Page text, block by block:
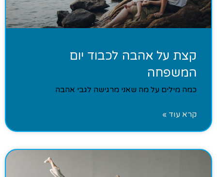
קצת על אהבה לכבוד יום
המשפחה
כמה מילים על מה שאני מרגישה לגבי אהבה
קרא עוד »